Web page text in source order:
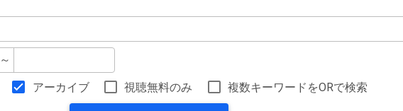
～
アーカイブ 視聴無料のみ 複数キーワードをORで検索